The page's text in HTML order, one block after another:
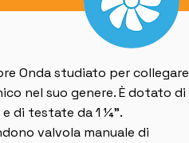
Onda studiato per collegare
nel suo genere. È dotato di
di testate da 1 ¼”.
valvola manuale di